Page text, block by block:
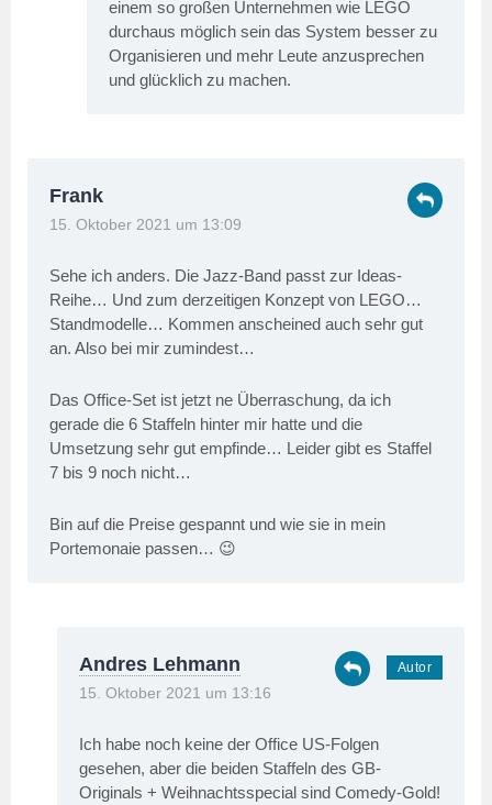
einem so großen Unternehmen wie LEGO
durchaus möglich sein das System besser zu
Organisieren und mehr Leute anzusprechen
und glücklich zu machen.
Frank
15. Oktober 2021 um 13:09
Sehe ich anders. Die Jazz-Band passt zur Ideas-
Reihe… Und zum derzeitigen Konzept von LEGO…
Standmodelle… Kommen anscheined auch sehr gut
an. Also bei mir zumindest…
Das Office-Set ist jetzt ne Überraschung, da ich
gerade die 6 Staffeln hinter mir hatte und die
Umsetzung sehr gut empfinde… Leider gibt es Staffel
7 bis 9 noch nicht…
Bin auf die Preise gespannt und wie sie in mein
Portemonaie passen… 😉
Andres Lehmann
15. Oktober 2021 um 13:16
Ich habe noch keine der Office US-Folgen
gesehen, aber die beiden Staffeln des GB-
Originals + Weihnachtsspecial sind Comedy-Gold!